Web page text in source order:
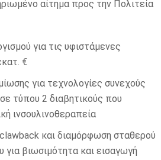
αίτημα προς την Πολιτεία
για τις υφιστάμενες
€
για τεχνολογίες συνεχούς
τύπου 2 διαβητικούς που
ινσουλινοθεραπεία
και διαμόρφωση σταθερού
για βιωσιμότητα και εισαγωγή